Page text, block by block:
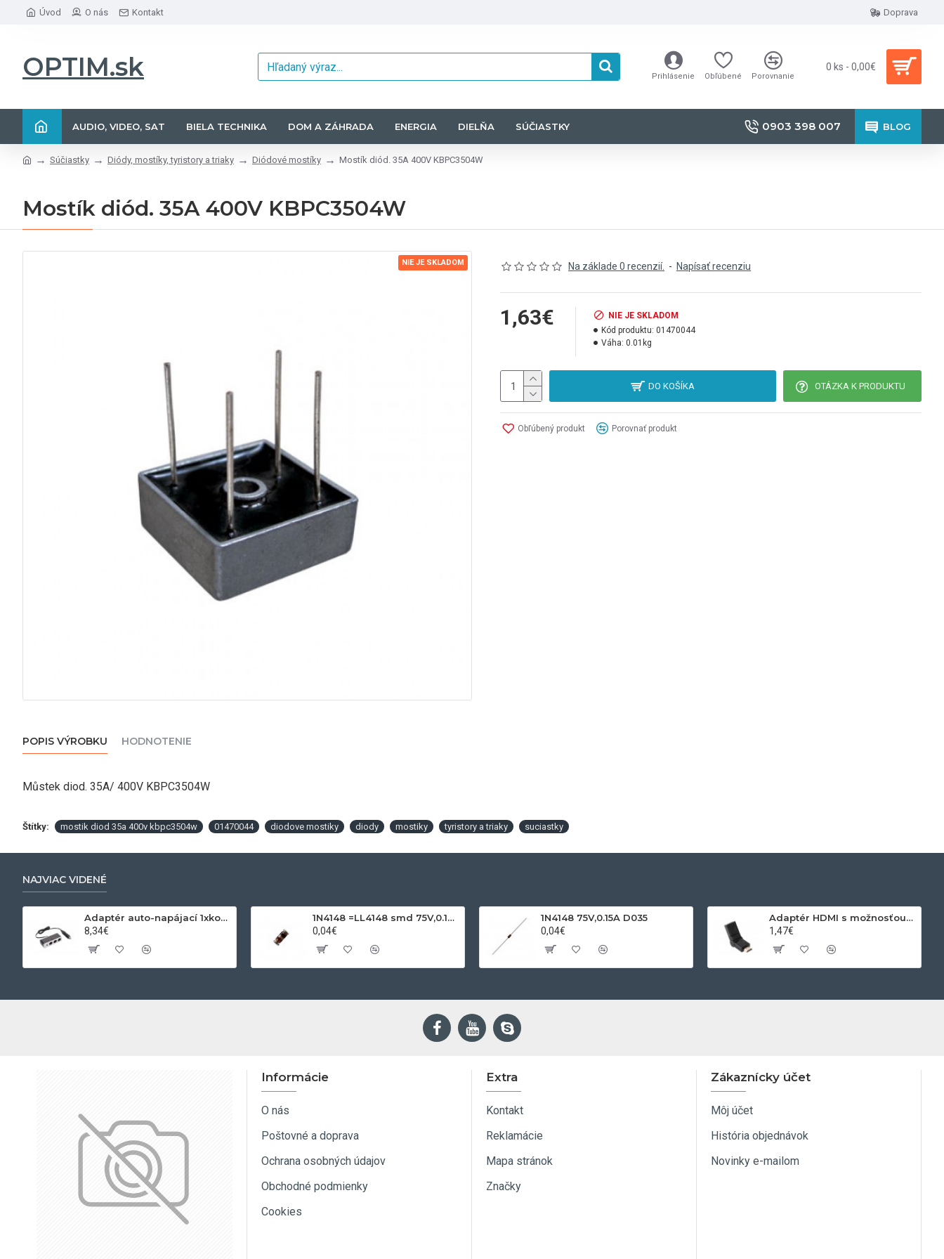
Úvod O nás Kontakt Doprava
OPTIM.sk Prihlásenie Obľúbené Porovnanie
0 ks - 0,00€
AUDIO, VIDEO, SAT BIELA TECHNIKA DOM A ZÁHRADA ENERGIA DIELŇA SÚČIASTKY 0903 398 007 BLOG
Súčiastky Diódy, mostíky, tyristory a triaky Diódové mostíky Mostík diód. 35A 400V KBPC3504W
Mostík diód. 35A 400V KBPC3504W
NIE JE SKLADOM Na základe 0 recenzií. - Napísať recenziu
1,63€
NIE JE SKLADOM
Kód produktu: 01470044
Váha: 0.01kg
DO KOŠÍKA OTÁZKA K PRODUKTU
Obľúbený produkt Porovnať produkt
POPIS VÝROBKU HODNOTENIE
Můstek diod. 35A/ 400V KBPC3504W
Štítky: mostik diod 35a 400v kbpc3504w 01470044 diodove mostiky diody mostiky tyristory a triaky suciastky
NAJVIAC VIDENÉ
Adaptér auto-napájací 1xkon./3x zdierka- 12/24V, USB 1000mA
8,34€
1N4148 =LL4148 smd 75V,0.15A SOD80C
0,04€
1N4148 75V,0.15A D035
0,04€
Adaptér HDMI s možnosťou otáčania
1,47€
Informácie
O nás
Poštovné a doprava
Ochrana osobných údajov
Obchodné podmienky
Cookies
Extra
Kontakt
Reklamácie
Mapa stránok
Značky
Zákaznícky účet
Môj účet
História objednávok
Novinky e-mailom